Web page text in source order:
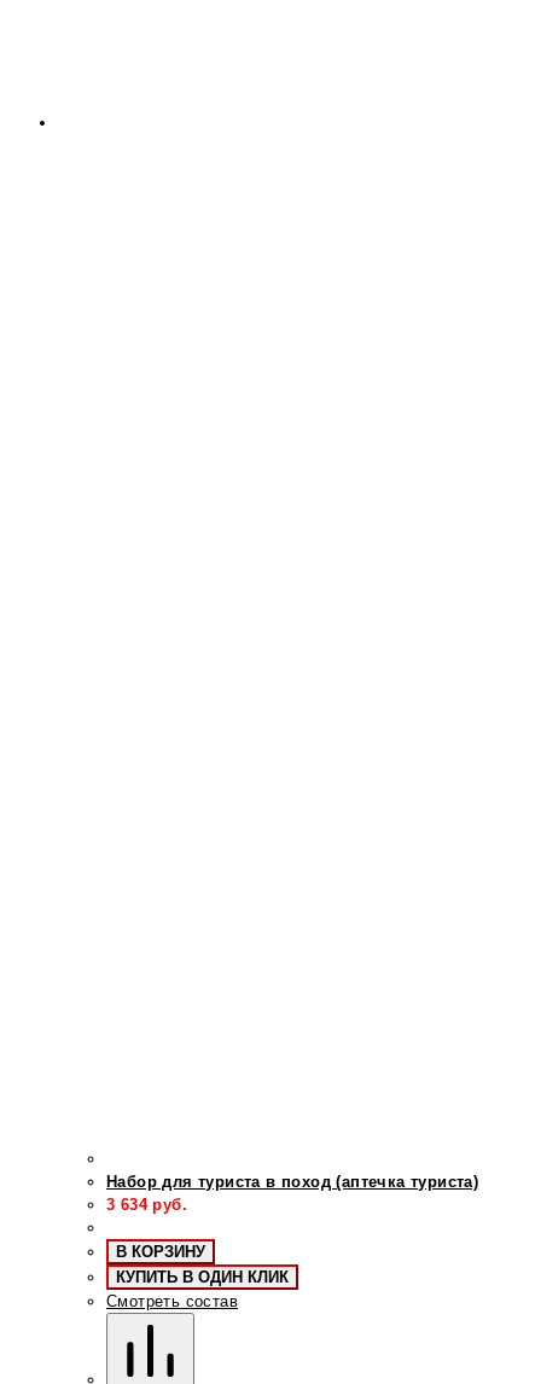
Набор для туриста в поход (аптечка туриста)
3 634руб.
В КОРЗИНУ
КУПИТЬ В ОДИН КЛИК
Смотреть состав